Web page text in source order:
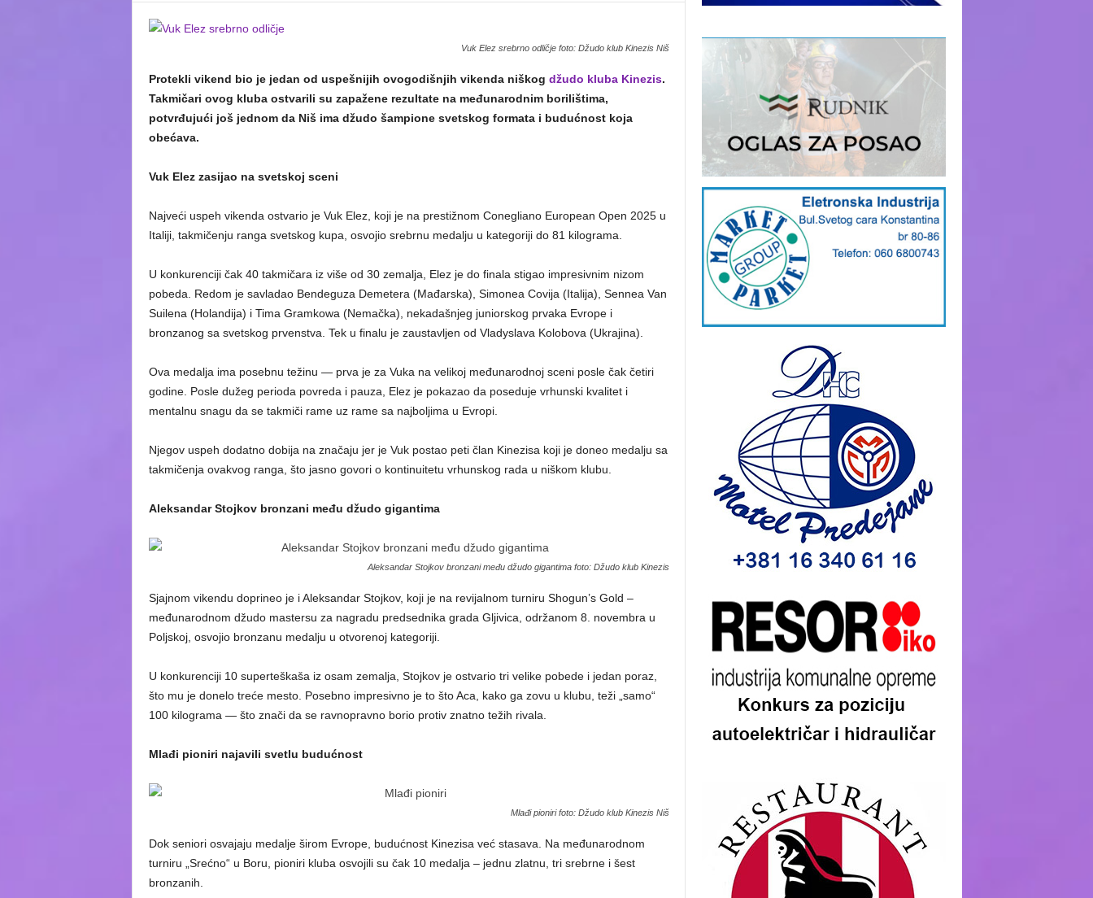
Vuk Elez srebrno odličje foto: Džudo klub Kinezis Niš
Protekli vikend bio je jedan od uspešnijih ovogodišnjih vikenda niškog džudo kluba Kinezis.
Takmičari ovog kluba ostvarili su zapažene rezultate na međunarodnim borilištima,
potvrđujući još jednom da Niš ima džudo šampione svetskog formata i budućnost koja
obećava.
Vuk Elez zasijao na svetskoj sceni
Najveći uspeh vikenda ostvario je Vuk Elez, koji je na prestižnom Conegliano European Open 2025 u
Italiji, takmičenju ranga svetskog kupa, osvojio srebrnu medalju u kategoriji do 81 kilograma.
U konkurenciji čak 40 takmičara iz više od 30 zemalja, Elez je do finala stigao impresivnim nizom
pobeda. Redom je savladao Bendeguza Demetera (Mađarska), Simonea Covija (Italija), Sennea Van
Suilena (Holandija) i Tima Gramkowa (Nemačka), nekadašnjeg juniorskog prvaka Evrope i
bronzanog sa svetskog prvenstva. Tek u finalu je zaustavljen od Vladyslava Kolobova (Ukrajina).
Ova medalja ima posebnu težinu — prva je za Vuka na velikoj međunarodnoj sceni posle čak četiri
godine. Posle dužeg perioda povreda i pauza, Elez je pokazao da poseduje vrhunski kvalitet i
mentalnu snagu da se takmiči rame uz rame sa najboljima u Evropi.
Njegov uspeh dodatno dobija na značaju jer je Vuk postao peti član Kinezisa koji je doneo medalju sa
takmičenja ovakvog ranga, što jasno govori o kontinuitetu vrhunskog rada u niškom klubu.
Aleksandar Stojkov bronzani među džudo gigantima
Aleksandar Stojkov bronzani među džudo gigantima foto: Džudo klub Kinezis
Sjajnom vikendu doprineo je i Aleksandar Stojkov, koji je na revijalnom turniru Shogun’s Gold –
međunarodnom džudo mastersu za nagradu predsednika grada Gljivica, održanom 8. novembra u
Poljskoj, osvojio bronzanu medalju u otvorenoj kategoriji.
U konkurenciji 10 superteškaša iz osam zemalja, Stojkov je ostvario tri velike pobede i jedan poraz,
što mu je donelo treće mesto. Posebno impresivno je to što Aca, kako ga zovu u klubu, teži „samo“
100 kilograma — što znači da se ravnopravno borio protiv znatno težih rivala.
Mlađi pioniri najavili svetlu budućnost
Mlađi pioniri foto: Džudo klub Kinezis Niš
Dok seniori osvajaju medalje širom Evrope, budućnost Kinezisa već stasava. Na međunarodnom
turniru „Srećno“ u Boru, pioniri kluba osvojili su čak 10 medalja – jednu zlatnu, tri srebrne i šest
bronzanih.